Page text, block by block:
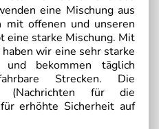
eine Mischung aus
mit offenen und unseren
eine starke Mischung. Mit
wir eine sehr starke
bekommen täglich
Strecken. Die
(Nachrichten für die
erhöhte Sicherheit auf